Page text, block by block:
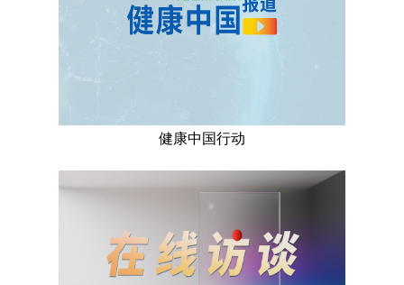
健康中国行动